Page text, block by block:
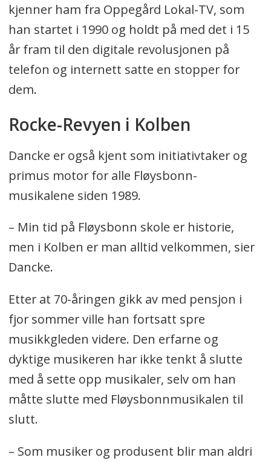
kjenner ham fra Oppegård Lokal-TV, som
han startet i 1990 og holdt på med det i 15
år fram til den digitale revolusjonen på
telefon og internett satte en stopper for
dem.
Rocke-Revyen i Kolben
Dancke er også kjent som initiativtaker og
primus motor for alle Fløysbonn-
musikalene siden 1989.
– Min tid på Fløysbonn skole er historie,
men i Kolben er man alltid velkommen, sier
Dancke.
Etter at 70-åringen gikk av med pensjon i
fjor sommer ville han fortsatt spre
musikkgleden videre. Den erfarne og
dyktige musikeren har ikke tenkt å slutte
med å sette opp musikaler, selv om han
måtte slutte med Fløysbonnmusikalen til
slutt.
– Som musiker og produsent blir man aldri